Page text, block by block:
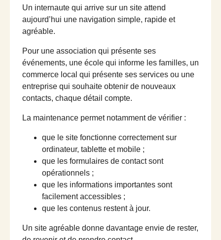
Un internaute qui arrive sur un site attend
aujourd’hui une navigation simple, rapide et
agréable.
Pour une association qui présente ses
événements, une école qui informe les familles, un
commerce local qui présente ses services ou une
entreprise qui souhaite obtenir de nouveaux
contacts, chaque détail compte.
La maintenance permet notamment de vérifier :
que le site fonctionne correctement sur
ordinateur, tablette et mobile ;
que les formulaires de contact sont
opérationnels ;
que les informations importantes sont
facilement accessibles ;
que les contenus restent à jour.
Un site agréable donne davantage envie de rester,